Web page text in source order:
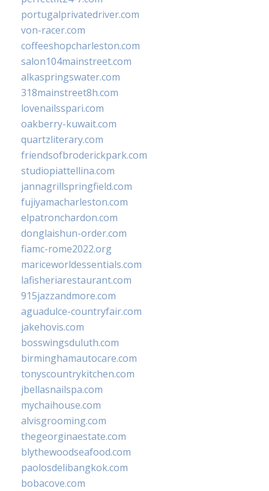
portugalprivatedriver.com
von-racer.com
coffeeshopcharleston.com
salon104mainstreet.com
alkaspringswater.com
318mainstreet8h.com
lovenailsspari.com
oakberry-kuwait.com
quartzliterary.com
friendsofbroderickpark.com
studiopiattellina.com
jannagrillspringfield.com
fujiyamacharleston.com
elpatronchardon.com
donglaishun-order.com
fiamc-rome2022.org
mariceworldessentials.com
lafisheriarestaurant.com
915jazzandmore.com
aguadulce-countryfair.com
jakehovis.com
bosswingsduluth.com
birminghamautocare.com
tonyscountrykitchen.com
jbellasnailspa.com
mychaihouse.com
alvisgrooming.com
thegeorginaestate.com
blythewoodseafood.com
paolosdelibangkok.com
bobacove.com